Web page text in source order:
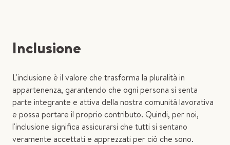
Inclusione
L'inclusione è il valore che trasforma la pluralità in
appartenenza, garantendo che ogni persona si senta
parte integrante e attiva della nostra comunità lavorativa
e possa portare il proprio contributo. Quindi, per noi,
l'inclusione significa assicurarsi che tutti si sentano
veramente accettati e apprezzati per ciò che sono.